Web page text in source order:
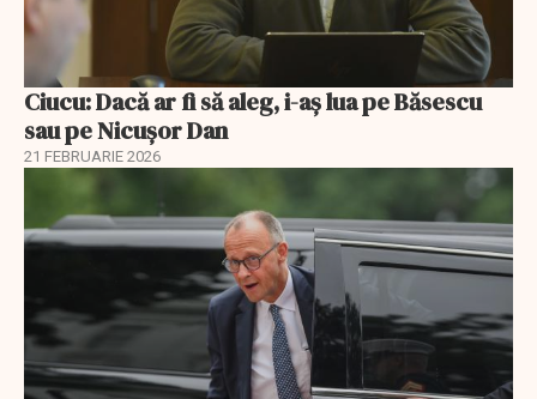
Ciucu: Dacă ar fi să aleg, i-aș lua pe Băsescu
sau pe Nicușor Dan
21 FEBRUARIE 2026